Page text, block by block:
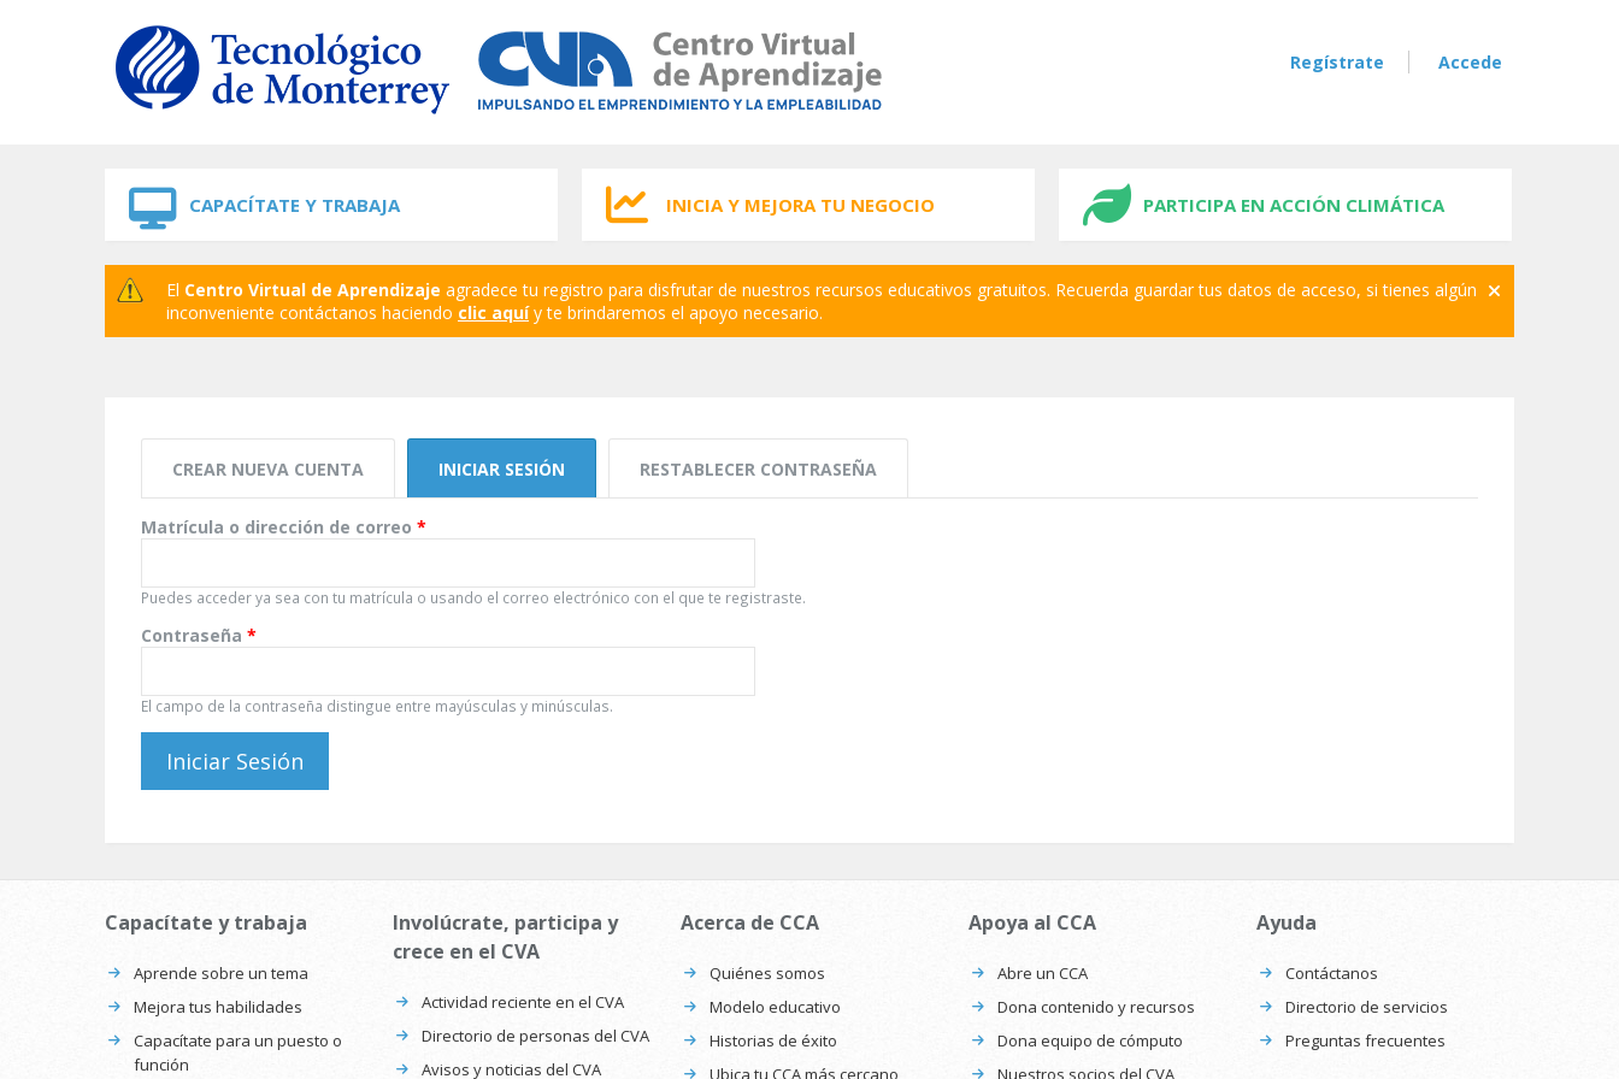
Regístrate Accede
CAPACÍTATE Y TRABAJA INICIA Y MEJORA TU NEGOCIO PARTICIPA EN ACCIÓN CLIMÁTICA
El Centro Virtual de Aprendizaje agradece tu registro para disfrutar de nuestros recursos educativos gratuitos. Recuerda guardar tus datos de acceso, si tienes algún
inconveniente contáctanos haciendo clic aquíy te brindaremos el apoyo necesario.
Solapas principales
CREAR NUEVA CUENTA INICIAR SESIÓN (SOLAPA ACTIVA)
RESTABLECER CONTRASEÑA
Matrícula o dirección de correo *
Puedes acceder ya sea con tu matrícula o usando el correo electrónico con el que te registraste.
Contraseña *
El campo de la contraseña distingue entre mayúsculas y minúsculas.
Capacítate y trabaja
Aprende sobre un tema
Mejora tus habilidades
Capacítate para un puesto o
función
Involúcrate, participa y
crece en el CVA
Actividad reciente en el CVA
Directorio de personas del CVA
Avisos y noticias del CVA
Acerca de CCA
Quiénes somos
Modelo educativo
Historias de éxito
Ubica tu CCA más cercano
Apoya al CCA
Abre un CCA
Dona contenido y recursos
Dona equipo de cómputo
Nuestros socios del CVA
Ayuda
Contáctanos
Directorio de servicios
Preguntas frecuentes